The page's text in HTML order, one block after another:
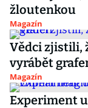
žloutenkou
Magazín
Vědci zjistili,
vyrábět
Magazín
Experiment